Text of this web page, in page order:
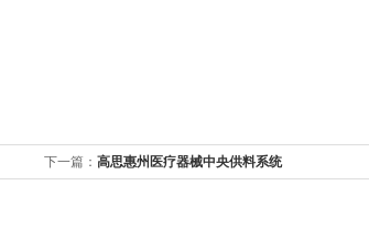
下一篇： 高思惠州医疗器械中央供料系统